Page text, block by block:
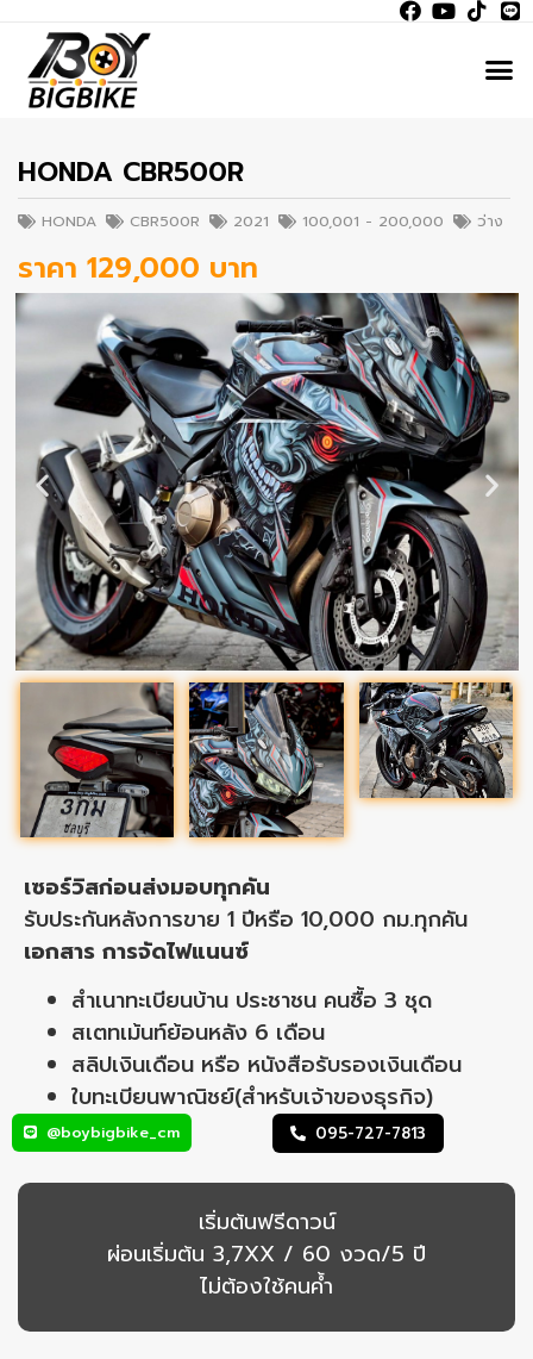
HONDA CBR500R
HONDA CBR500R 2021 100,001 - 200,000 ว่าง
ราคา 129,000 บาท
เซอร์วิสก่อนส่งมอบทุกคัน
รับประกันหลังการขาย 1 ปีหรือ 10,000 กม.ทุกคัน
เอกสาร การจัดไฟแนนซ์
สำเนาทะเบียนบ้าน ประชาชน คนซื้อ 3 ชุด
สเตทเม้นท์ย้อนหลัง 6 เดือน
สลิปเงินเดือน หรือ หนังสือรับรองเงินเดือน
ใบทะเบียนพาณิชย์(สำหรับเจ้าของธุรกิจ)
@boybigbike_cm 095-727-7813
เริ่มต้นฟรีดาวน์
ผ่อนเริ่มต้น 3,7XX / 60 งวด/5 ปี
ไม่ต้องใช้คนค้ำ